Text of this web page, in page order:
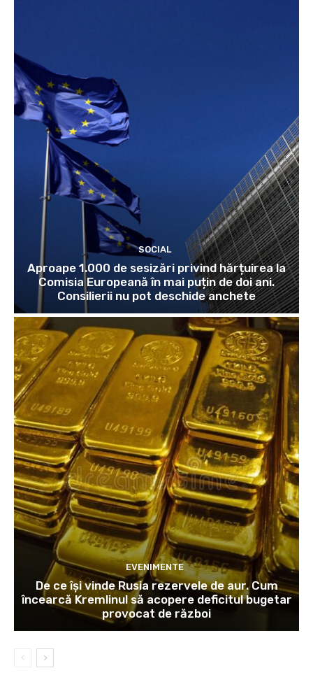
SOCIAL
Aproape 1.000 de sesizări privind hărțuirea la
Comisia Europeană în mai puțin de doi ani.
Consilierii nu pot deschide anchete
EVENIMENTE
De ce își vinde Rusia rezervele de aur. Cum
încearcă Kremlinul să acopere deficitul bugetar
provocat de război